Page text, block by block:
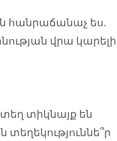
հանրաճանաչ ես.
վրա կարելի
տիկնայք են